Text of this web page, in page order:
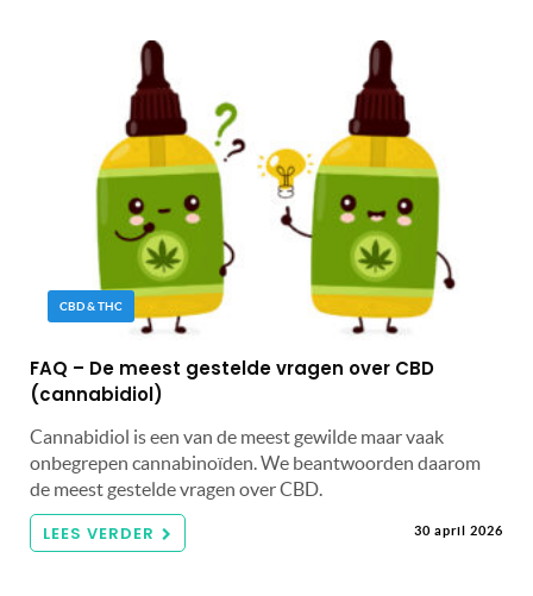
CBD & THC
FAQ – De meest gestelde vragen over CBD
(cannabidiol)
Cannabidiol is een van de meest gewilde maar vaak
onbegrepen cannabinoïden. We beantwoorden daarom
de meest gestelde vragen over CBD.
LEES VERDER 30 april 2026